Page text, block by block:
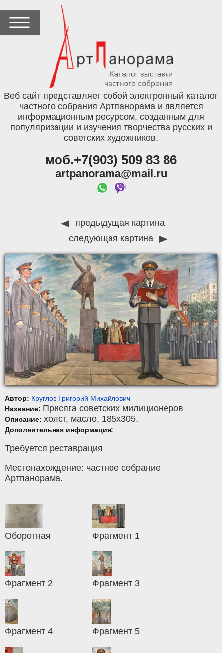
Веб сайт представляет собой электронный каталог
частного собрания Артпанорама и является
информационным ресурсом, созданным для
популяризации и изучения творчества русских и
советских художников.
моб.+7(903) 509 83 86
artpanorama@mail.ru
предыдущая картина
следующая картина
Автор: Круглов Григорий Михайлович
Название: Присяга советских милиционеров
Описание: холст, масло, 185x305.
Дополнительная информация:
Требуется реставрация
Местонахождение: частное собрание
Артпанорама.
Оборотная Фрагмент 1
Фрагмент 2 Фрагмент 3
Фрагмент 4 Фрагмент 5